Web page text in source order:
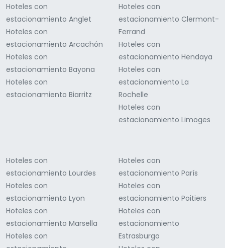
Hoteles con
estacionamiento Anglet
Hoteles con
estacionamiento Arcachón
Hoteles con
estacionamiento Bayona
Hoteles con
estacionamiento Biarritz
Hoteles con
estacionamiento Clermont-
Ferrand
Hoteles con
estacionamiento Hendaya
Hoteles con
estacionamiento La
Rochelle
Hoteles con
estacionamiento Limoges
Hoteles con
estacionamiento Lourdes
Hoteles con
estacionamiento Lyon
Hoteles con
estacionamiento Marsella
Hoteles con
Hoteles con
estacionamiento París
Hoteles con
estacionamiento Poitiers
Hoteles con
estacionamiento
Estrasburgo